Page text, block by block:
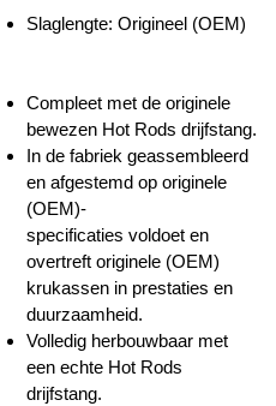
Slaglengte: Origineel (OEM)
Compleet met de originele
bewezen Hot Rods drijfstang.
In de fabriek geassembleerd
en afgestemd op originele
(OEM)-
specificaties voldoet en
overtreft originele (OEM)
krukassen in prestaties en
duurzaamheid.
Volledig herbouwbaar met
een echte Hot Rods
drijfstang.